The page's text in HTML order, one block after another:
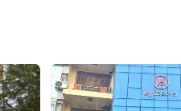
hơn khi selfie hoặc quay dọc.
cách cân bằng hơn khi quay
(trên ống kính kit) mang lại khả